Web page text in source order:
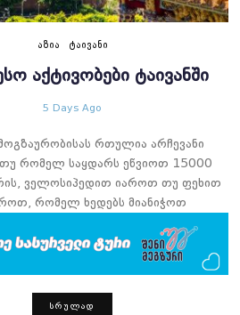
ᲐᲖᲘᲐ ᲢᲐᲘᲕᲐᲜᲘ
ᲐᲥᲢᲘᲕᲝᲑᲔᲑᲘ ᲢᲐᲘᲕᲐᲜᲨᲘ
5 Days Ago
რთულია არჩევანი
რომელ საყდარს ეწვიოთ 15000
ველოსიპედით იაროთ თუ ფეხით
რომელ ხედებს მიანიჭოთ
ᲡᲠᲣᲚᲐᲓ